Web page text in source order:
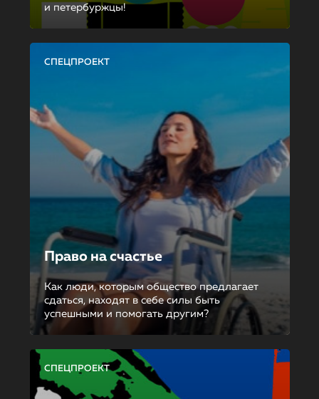
и петербуржцы!
СПЕЦПРОЕКТ
Право на счастье
Как люди, которым общество предлагает
сдаться, находят в себе силы быть
успешными и помогать другим?
СПЕЦПРОЕКТ